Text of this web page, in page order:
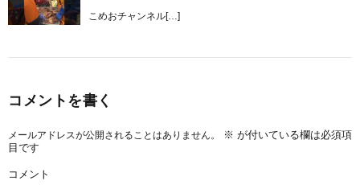
こめおチャンネル[…]
コメントを書く
メールアドレスが公開されることはありません。 ※ が付いている欄は必須項
目です
コメント